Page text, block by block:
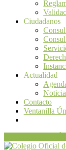
Ciudadanos
Actualidad
Contacto
Ventanilla